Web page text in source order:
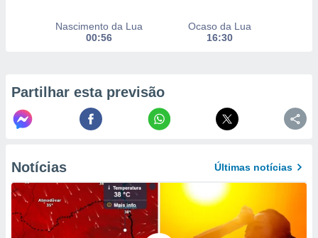
de
ou aceder
num
Nascimento da Lua
00:56
Ocaso da Lua
16:30
Partilhar esta previsão
Notícias Últimas notícias